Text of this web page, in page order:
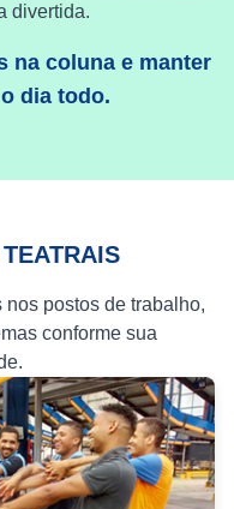
divertida.
na coluna e manter
dia todo.
postos de trabalho,
conforme sua